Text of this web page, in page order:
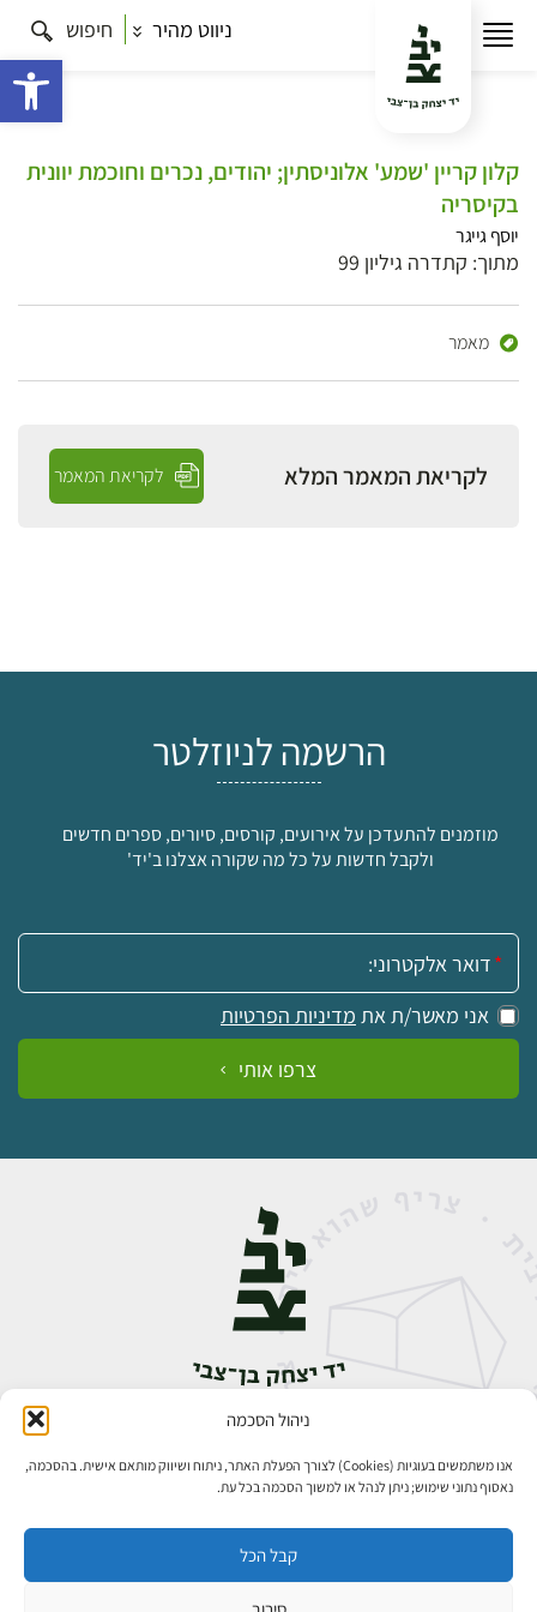
ניהול הסכמה
אנו משתמשים בעוגיות (Cookies) לצורך הפעלת האתר, ניתוח ושיווק מותאם אישית. בהסכמה,
נאסוף נתוני שימוש; ניתן לנהל או למשוך הסכמה בכל עת.
קבל הכל
ניווט מהיר חיפוש
קלון קריין 'שמע' אלוניסתין; יהודים, נכרים וחוכמת יוונית
בקיסריה
יוסף גייגר
מתוך: קתדרה גיליון 99
מאמר
לקריאת המאמר המלא לקריאת המאמר
הרשמה לניוזלטר
מוזמנים להתעדכן על אירועים, קורסים, סיורים, ספרים חדשים
ולקבל חדשות על כל מה שקורה אצלנו ב'יד'
אימייל:
אני מאשר/ת את מדיניות הפרטיות
צרפו אותי
אבן גבירול 14, רחביה, ירושלים